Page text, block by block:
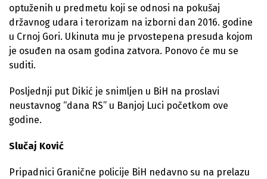
optuženih u predmetu koji se odnosi na pokušaj
državnog udara i terorizam na izborni dan 2016. godine
u Crnoj Gori. Ukinuta mu je prvostepena presuda kojom
je osuđen na osam godina zatvora. Ponovo će mu se
suditi.
Posljednji put Dikić je snimljen u BiH na proslavi
neustavnog “dana RS” u Banjoj Luci početkom ove
godine.
Slučaj Ković
Pripadnici Granične policije BiH nedavno su na prelazu